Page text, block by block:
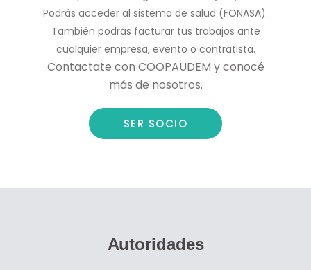
Podrás acceder al sistema de salud (FONASA).
También podrás facturar tus trabajos ante
cualquier empresa, evento o contratista.
Contactate con COOPAUDEM y conocé
más de nosotros.
SER SOCIO
Autoridades